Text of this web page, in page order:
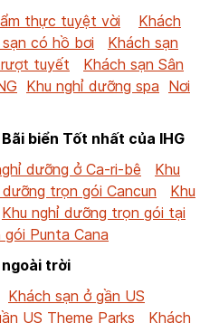
thực tuyệt vời
Khách
có hồ bơi
Khách sạn
tuyết
Khách sạn Sân
Khu nghỉ dưỡng spa Nơi
biển Tốt nhất của IHG
dưỡng ở Ca-ri-bê
Khu
dưỡng trọn gói Cancun
Khu
Khu nghỉ dưỡng trọn gói tại
Punta Cana
ngoài trời
Khách sạn ở gần US
US Theme Parks
Khách